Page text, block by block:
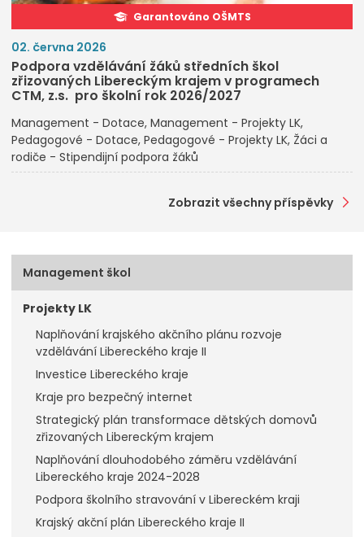
Garantováno OŠMTS
02. června 2026
Podpora vzdělávání žáků středních škol
zřizovaných Libereckým krajem v programech
CTM, z.s. pro školní rok 2026/2027
Management - Dotace Management - Projekty LK
Pedagogové - Dotace Pedagogové - Projekty LK Žáci a
rodiče - Stipendijní podpora žáků
Zobrazit všechny příspěvky
Management škol
Projekty LK
Naplňování krajského akčního plánu rozvoje
vzdělávání Libereckého kraje II
Investice Libereckého kraje
Kraje pro bezpečný internet
Strategický plán transformace dětských domovů
zřizovaných Libereckým krajem
Naplňování dlouhodobého záměru vzdělávání
Libereckého kraje 2024-2028
Podpora školního stravování v Libereckém kraji
Krajský akční plán Libereckého kraje II